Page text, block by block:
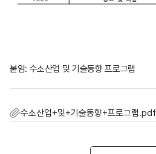
붙임: 수소산업 및 기술동향 프로그램
수소산업+및+기술동향+프로그램.pdf